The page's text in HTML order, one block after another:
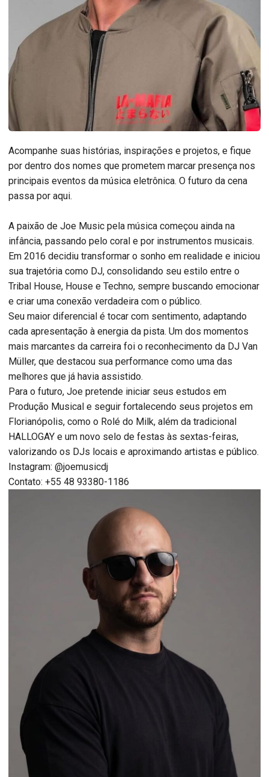
Acompanhe suas histórias, inspirações e projetos, e fique
por dentro dos nomes que prometem marcar presença nos
principais eventos da música eletrônica. O futuro da cena
passa por aqui.
A paixão de Joe Music pela música começou ainda na
infância, passando pelo coral e por instrumentos musicais.
Em 2016 decidiu transformar o sonho em realidade e iniciou
sua trajetória como DJ, consolidando seu estilo entre o
Tribal House, House e Techno, sempre buscando emocionar
e criar uma conexão verdadeira com o público.
Seu maior diferencial é tocar com sentimento, adaptando
cada apresentação à energia da pista. Um dos momentos
mais marcantes da carreira foi o reconhecimento da DJ Van
Müller, que destacou sua performance como uma das
melhores que já havia assistido.
Para o futuro, Joe pretende iniciar seus estudos em
Produção Musical e seguir fortalecendo seus projetos em
Florianópolis, como o Rolé do Milk, além da tradicional
HALLOGAY e um novo selo de festas às sextas-feiras,
valorizando os DJs locais e aproximando artistas e público.
Instagram: @joemusicdj
Contato: +55 48 93380-1186